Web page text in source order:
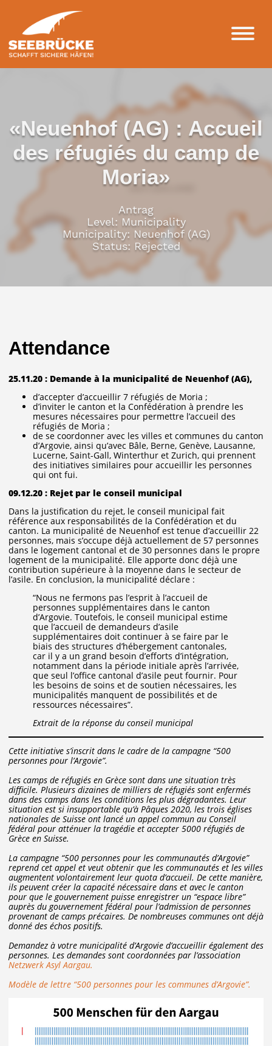
«Neuenhof (AG) : Accueil
des réfugiés du camp de
Moria»
Antrag
Level: Municipality
Municipality: Neuenhof (AG)
Status: Rejected
Attendance
25.11.20 : Demande à la municipalité de Neuenhof (AG),
d’accepter d’accueillir 7 réfugiés de Moria ;
d’inviter le canton et la Confédération à prendre les
mesures nécessaires pour permettre l’accueil des
réfugiés de Moria ;
de se coordonner avec les villes et communes du canton
d’Argovie, ainsi qu’avec Bâle, Berne, Genève, Lausanne,
Lucerne, Saint-Gall, Winterthur et Zurich, qui prennent
des initiatives similaires pour accueillir les personnes
qui ont fui.
09.12.20 : Rejet par le conseil municipal
Dans la justification du rejet, le conseil municipal fait
référence aux responsabilités de la Confédération et du
canton. La municipalité de Neuenhof est tenue d’accueillir 22
personnes, mais s’occupe déjà actuellement de 57 personnes
dans le logement cantonal et de 30 personnes dans le propre
logement de la municipalité. Elle apporte donc déjà une
contribution supérieure à la moyenne dans le secteur de
l’asile. En conclusion, la municipalité déclare :
“Nous ne fermons pas l’esprit à l’accueil de
personnes supplémentaires dans le canton
d’Argovie. Toutefois, le conseil municipal estime
que l’accueil de demandeurs d’asile
supplémentaires doit continuer à se faire par le
biais des structures d’hébergement cantonales,
car il y a un grand besoin d’efforts d’intégration,
notamment dans la période initiale après l’arrivée,
que seul l’office cantonal d’asile peut fournir. Pour
les besoins de soins et de soutien nécessaires, les
municipalités manquent de possibilités et de
ressources nécessaires”.
Extrait de la réponse du conseil municipal
Cette initiative s’inscrit dans le cadre de la campagne “500
personnes pour l’Argovie”.
Les camps de réfugiés en Grèce sont dans une situation très
difficile. Plusieurs dizaines de milliers de réfugiés sont enfermés
dans des camps dans les conditions les plus dégradantes. Leur
situation est si insupportable qu’à Pâques 2020, les trois églises
nationales de Suisse ont lancé un appel commun au Conseil
fédéral pour atténuer la tragédie et accepter 5000 réfugiés de
Grèce en Suisse.
La campagne “500 personnes pour les communautés d’Argovie”
reprend cet appel et veut obtenir que les communautés et les villes
augmentent volontairement leur quota d’accueil. De cette manière,
ils peuvent créer la capacité nécessaire dans et avec le canton
pour que le gouvernement puisse enregistrer un “espace libre”
auprès du gouvernement fédéral pour l’admission de personnes
provenant de camps précaires. De nombreuses communes ont déjà
donné des échos positifs.
Demandez à votre municipalité d’Argovie d’accueillir également des
personnes. Les demandes sont coordonnées par l’association
Netzwerk Asyl Aargau.
Modèle de lettre “500 personnes pour les communes d’Argovie”.